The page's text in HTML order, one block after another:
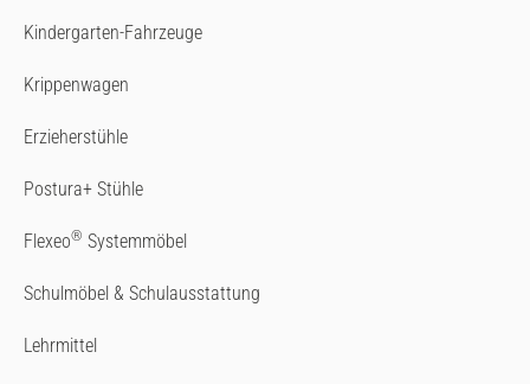
Kindergarten-Fahrzeuge
Krippenwagen
Erzieherstühle
Postura+ Stühle
Flexeo® Systemmöbel
Schulmöbel & Schulausstattung
Lehrmittel